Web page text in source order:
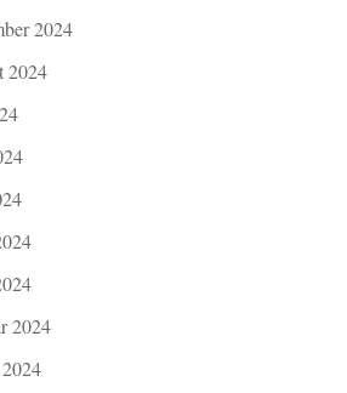
2024
2024
2024